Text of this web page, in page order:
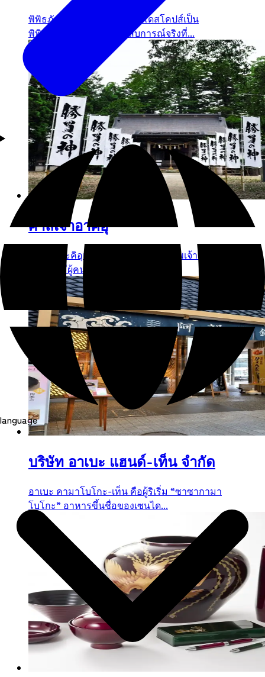
language
พิพิธภัณฑ์ศิลปะเซนไดคาไลโดสโคปส์เป็น
พิพิธภัณฑ์แบบสัมผัสประสบการณ์จริงที่...
ศาลเจ้าอาคิอุ
ศาลเจ้าอะคิอุเป็นที่ประดิษฐานของเทพเจ้าแห่ง
ชัยชนะ มีผู้คนมากมายมาขอพรให้...
บริษัท อาเบะ แฮนด์-เท็น จำกัด
อาเบะ คามาโบโกะ-เท็น คือผู้ริเริ่ม “ซาซากามา
โบโกะ” อาหารขึ้นชื่อของเซนได...